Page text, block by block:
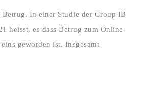
In einer Studie der Group IB
heisst, es dass Betrug zum Online-
geworden ist. Insgesamt